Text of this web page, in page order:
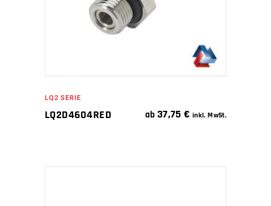
LQ2 SERIE
LQ2D4604RED ab 37,75€ inkl. MwSt.